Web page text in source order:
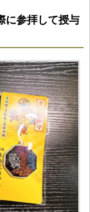
に参拝して授与